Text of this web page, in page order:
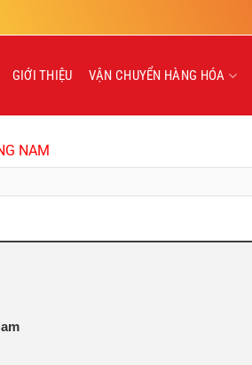
GIỚI THIỆU VẬN CHUYỂN HÀNG HÓA
NAM